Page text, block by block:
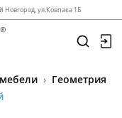
ул.Ковпака 1Б
› Геометрия